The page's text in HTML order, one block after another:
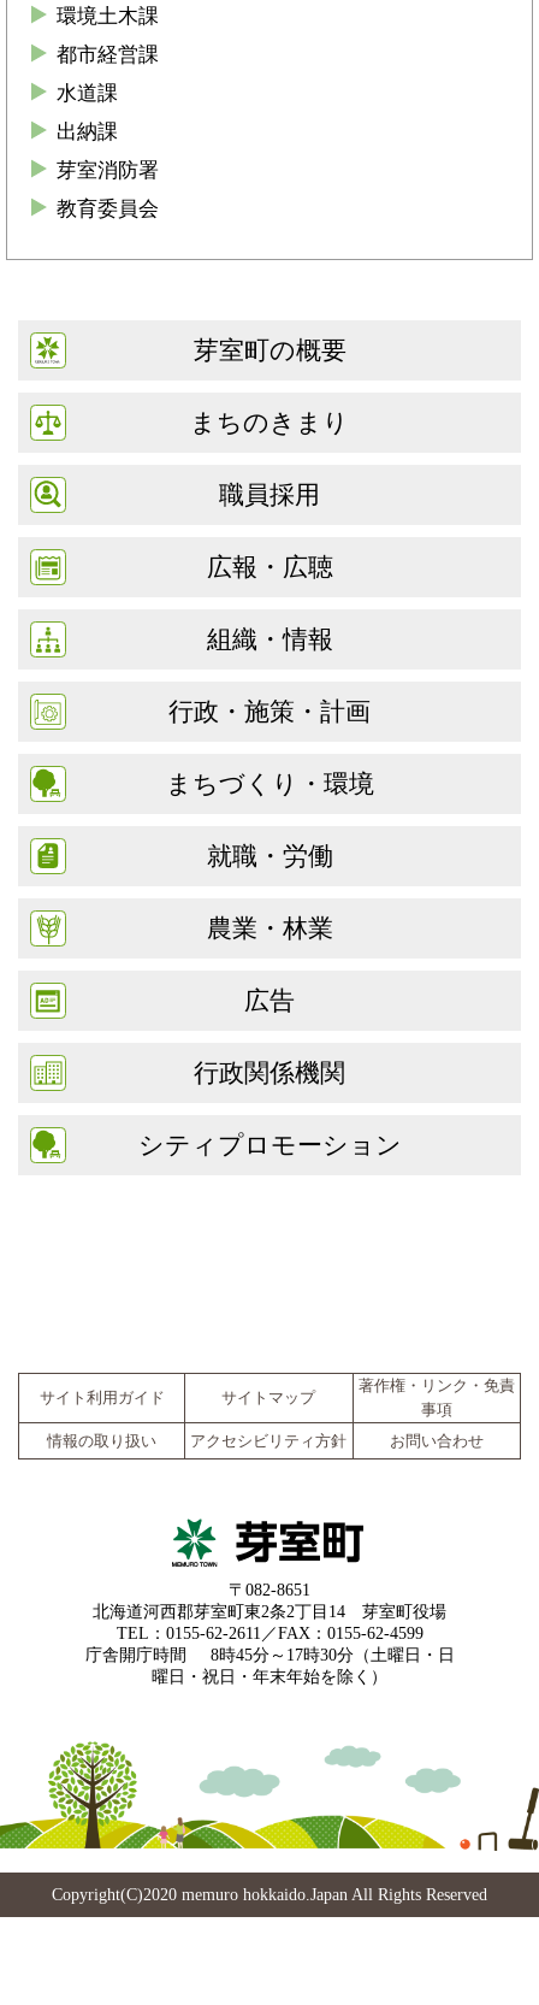
環境土木課
都市経営課
水道課
出納課
芽室消防署
教育委員会
芽室町の概要
まちのきまり
職員採用
広報・広聴
組織・情報
行政・施策・計画
まちづくり・環境
就職・労働
農業・林業
広告
行政関係機関
シティプロモーション
サイト利用ガイド サイトマップ
著作権・リンク・免責
事項
情報の取り扱い
アクセシビリティ方針 お問い合わせ
〒082-8651
北海道河西郡芽室町東2条2丁目14 芽室町役場
TEL：0155-62-2611／FAX：0155-62-4599
庁舎開庁時間
8時45分～17時30分（土曜日・日
曜日・祝日・年末年始を除く）
Copyright(C)2020 memuro hokkaido.Japan All Rights Reserved